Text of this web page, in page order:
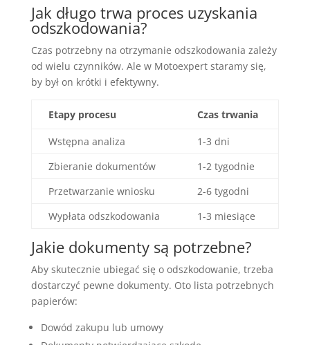
Jak długo trwa proces uzyskania
odszkodowania?
Czas potrzebny na otrzymanie odszkodowania zależy
od wielu czynników. Ale w Motoexpert staramy się,
by był on krótki i efektywny.
Etapy procesu Czas trwania
Wstępna analiza
1-3 dni
Zbieranie dokumentów
1-2 tygodnie
Przetwarzanie wniosku
2-6 tygodni
Wypłata odszkodowania
1-3 miesiące
Jakie dokumenty są potrzebne?
Aby skutecznie ubiegać się o odszkodowanie, trzeba
dostarczyć pewne dokumenty. Oto lista potrzebnych
papierów:
Dowód zakupu lub umowy